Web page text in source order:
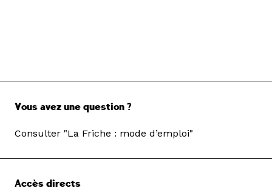
Vous avez une question ?
Consulter "La Friche : mode d’emploi"
Accès directs